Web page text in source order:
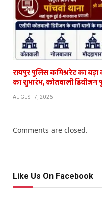
रायपुर पुलिस कमिश्नरेट का
का शुभारंभ, कोतवाली डिवीजन
AUGUST 7, 2026
Comments are closed.
Like Us On Facebook